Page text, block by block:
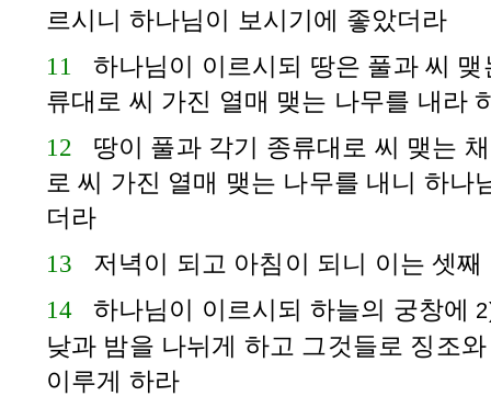
르시니 하나님이 보시기에 좋았더라
11 하나님이 이르시되 땅은 풀과 씨
류대로 씨 가진 열매 맺는 나무를 내라
12 땅이 풀과 각기 종류대로 씨 맺는
로 씨 가진 열매 맺는 나무를 내니 하나
더라
13 저녁이 되고 아침이 되니 이는 셋째
14 하나님이 이르시되 하늘의 궁창에
낮과 밤을 나뉘게 하고 그것들로 징조
이루게 하라